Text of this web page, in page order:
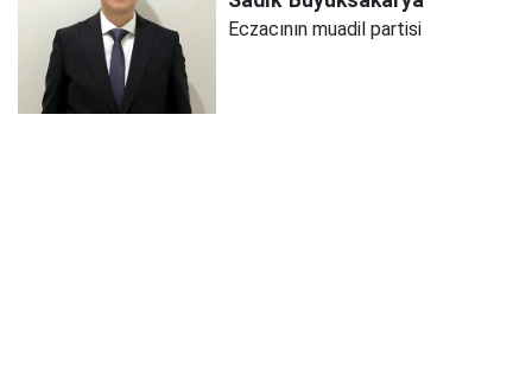
Eczacının muadil partisi